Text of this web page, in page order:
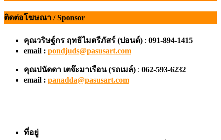
ติดต่อโฆษณา / Sponsor
คุณวริษฐ์กร ฤทธิไมตรีภัสร์ (ปอนด์) : 091-894-1415
email : pondjuds@pasusart.com
คุณปนัดดา เตจ๊ะมาเรือน (รถเมล์) : 062-593-6232
email : panadda@pasusart.com
ที่อยู่